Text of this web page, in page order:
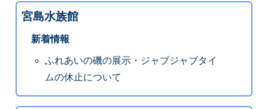
宮島水族館
新着情報
ふれあいの磯の展示・ジャブジャブタイ
ムの休止について